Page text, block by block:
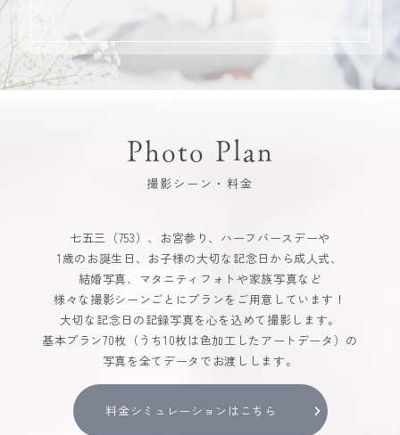
Photo Plan
撮影シーン・料金
七五三（753）、お宮参り、ハーフバースデーや
1歳のお誕生日、お子様の大切な記念日から成人式、
結婚写真、マタニティフォトや家族写真など
様々な撮影シーンごとにプランをご用意しています！
大切な記念日の記録写真を心を込めて撮影します。
基本プラン70枚（うち10枚は色加工したアートデータ）の
写真を全てデータでお渡しします。
料金シミュレーションはこちら